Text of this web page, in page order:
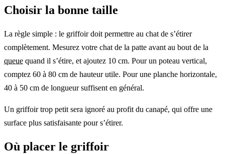
Choisir la bonne taille
La règle simple : le griffoir doit permettre au chat de s’étirer
complètement. Mesurez votre chat de la patte avant au bout de la
queue quand il s’étire, et ajoutez 10 cm. Pour un poteau vertical,
comptez 60 à 80 cm de hauteur utile. Pour une planche horizontale,
40 à 50 cm de longueur suffisent en général.
Un griffoir trop petit sera ignoré au profit du canapé, qui offre une
surface plus satisfaisante pour s’étirer.
Où placer le griffoir